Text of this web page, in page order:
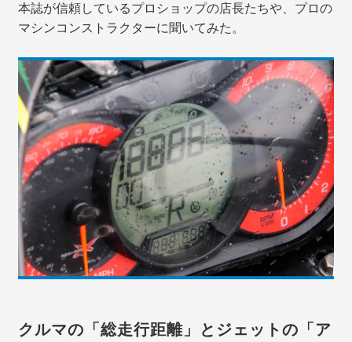
本誌が信頼しているプロショップの店長たちや、プロの
マシンコンストラクターに聞いてみた。
クルマの「総走行距離」とジェットの「ア